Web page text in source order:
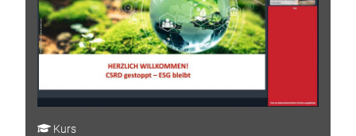
Kurs